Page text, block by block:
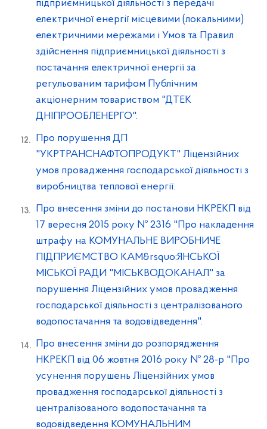
підприємницької діяльності з передачі
електричної енергії місцевими (локальними)
електричними мережами і Умов та Правил
здійснення підприємницької діяльності з
постачання електричної енергії за
регульованим тарифом Публічним
акціонерним товариством "ДТЕК
ДНІПРООБЛЕНЕРГО".
Про порушення ДП
"УКРТРАНСНАФТОПРОДУКТ" Ліцензійних
умов провадження господарської діяльності з
виробництва теплової енергії.
Про внесення зміни до постанови НКРЕКП від
17 вересня 2015 року № 2316 "Про накладення
штрафу на КОМУНАЛЬНЕ ВИРОБНИЧЕ
ПІДПРИЄМСТВО КАМ&rsquo;ЯНСЬКОЇ
МІСЬКОЇ РАДИ "МІСЬКВОДОКАНАЛ" за
порушення Ліцензійних умов провадження
господарської діяльності з централізованого
водопостачання та водовідведення".
Про внесення зміни до розпорядження
НКРЕКП від 06 жовтня 2016 року № 28-р "Про
усунення порушень Ліцензійних умов
провадження господарської діяльності з
централізованого водопостачання та
водовідведення КОМУНАЛЬНИМ